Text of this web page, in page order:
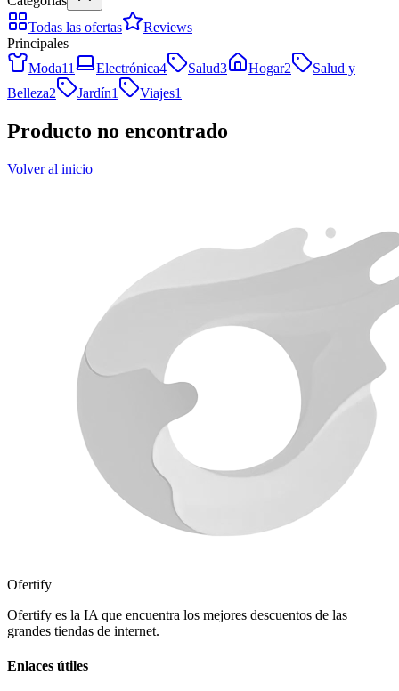
Todas las ofertas
Reviews
Principales
Moda11 Electrónica4 Salud3 Hogar2
Salud y
Belleza2 Jardín1 Viajes1
Producto no encontrado
Volver al inicio
Ofertify
Ofertify es la IA que encuentra los mejores descuentos de las
grandes tiendas de internet.
Enlaces útiles